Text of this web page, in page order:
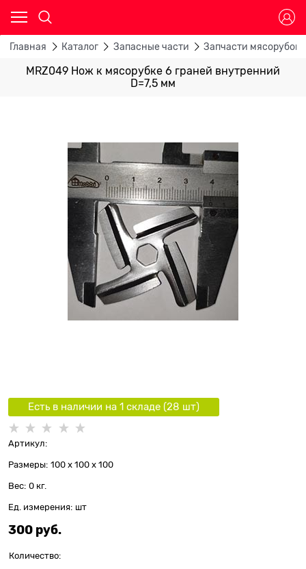
Главная Каталог Запасные части Запчасти мясорубок
MRZ049 Нож к мясорубке 6 граней внутренний
D=7,5 мм
Есть в наличии на 1 складe (28 шт)
Артикул:
Размеры: 100 x 100 x 100
Вес: 0 кг.
Ед. измерения: шт
300 руб.
Количество: